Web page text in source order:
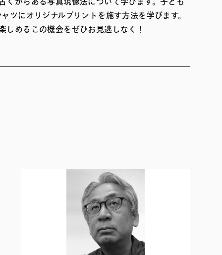
ツにオリジナルプリントを施す方法を学びます。
めるこの機会をぜひお見逃しなく！